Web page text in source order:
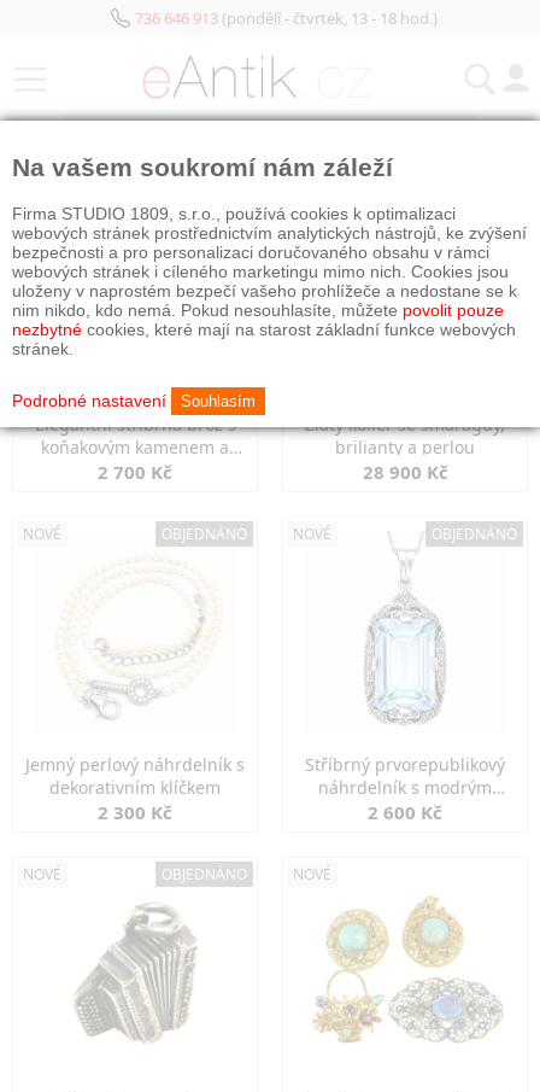
736 646 913(pondělí - čtvrtek, 13 - 18 hod.)
Elegantní stříbrná brož s
koňakovým kamenem a
markazity
2 700 Kč
Zlatý kolier se smaragdy,
brilianty a perlou
28 900 Kč
NOVÉ OBJEDNÁNO
Jemný perlový náhrdelník s
dekorativním klíčkem
2 300 Kč
NOVÉ OBJEDNÁNO
Stříbrný prvorepublikový
náhrdelník s modrým
spinelem
2 600 Kč
NOVÉ OBJEDNÁNO NOVÉ
Na vašem soukromí nám záleží
Firma STUDIO 1809, s.r.o., používá cookies k optimalizaci
webových stránek prostřednictvím analytických nástrojů, ke zvýšení
bezpečnosti a pro personalizaci doručovaného obsahu v rámci
webových stránek i cíleného marketingu mimo nich. Cookies jsou
uloženy v naprostém bezpečí vašeho prohlížeče a nedostane se k
nim nikdo, kdo nemá. Pokud nesouhlasíte, můžete povolit pouze
nezbytné cookies, které mají na starost základní funkce webových
stránek.
Podrobné nastavení Souhlasím